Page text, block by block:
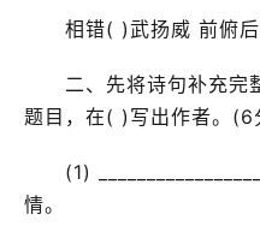
相错( )武扬威 前俯
二、先将诗句补充完
题目，在( )写出作者。(6
(1)
情。